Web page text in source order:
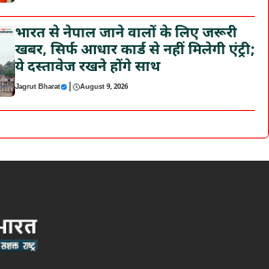
भारत से नेपाल जाने वालों के लिए जरूरी
खबर, सिर्फ आधार कार्ड से नहीं मिलेगी एंट्री;
ये दस्तावेज रखने होंगे साथ
Jagrut Bharat | August 9, 2026